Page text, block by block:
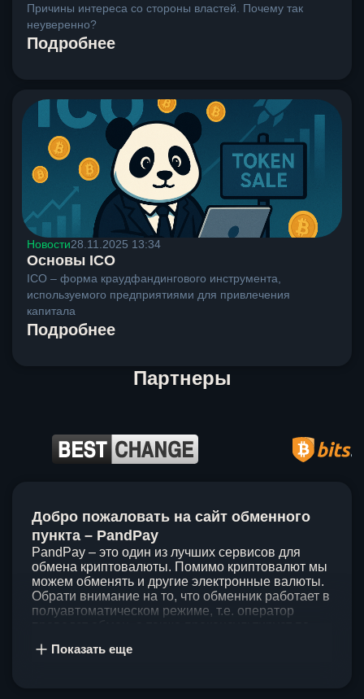
Причины интереса со стороны властей. Почему так
неуверенно?
Подробнее
Новости28.11.2025 13:34
Основы ICO
ICO – форма краудфандингового инструмента,
используемого предприятиями для привлечения
капитала
Подробнее
Партнеры
Добро пожаловать на сайт обменного
пункта – PandPay
PandPay – это один из лучших сервисов для
обмена криптовалюты. Помимо криптовалют мы
можем обменять и другие электронные валюты.
Обрати внимание на то, что обменник работает в
полуавтоматическом режиме, т.е. оператор
клиентов, поэтому стараемся проводить обмены
Показать еще